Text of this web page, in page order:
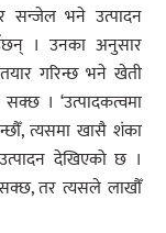
सन्जेल भने उत्पादन
। उनका अनुसार
गरिन्छ भने खेती
। ‘उत्पादकत्वमा
त्यसमा खासै शंका
देखिएको छ ।
तर त्यसले लाखौँ